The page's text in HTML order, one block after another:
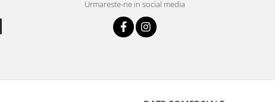
Urmareste-ne in social media